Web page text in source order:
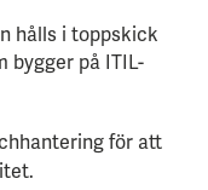
hålls i toppskick
bygger på ITIL-
för att